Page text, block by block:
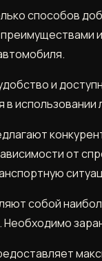
способов
и
от
собой